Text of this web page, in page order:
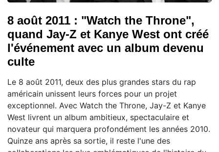
8 août 2011 : "Watch the Throne",
quand Jay-Z et Kanye West ont créé
l'événement avec un album devenu
culte
Le 8 août 2011, deux des plus grandes stars du rap
américain unissent leurs forces pour un projet
exceptionnel. Avec Watch the Throne, Jay-Z et Kanye
West livrent un album ambitieux, spectaculaire et
novateur qui marquera profondément les années 2010.
Quinze ans après sa sortie, il reste l'une des